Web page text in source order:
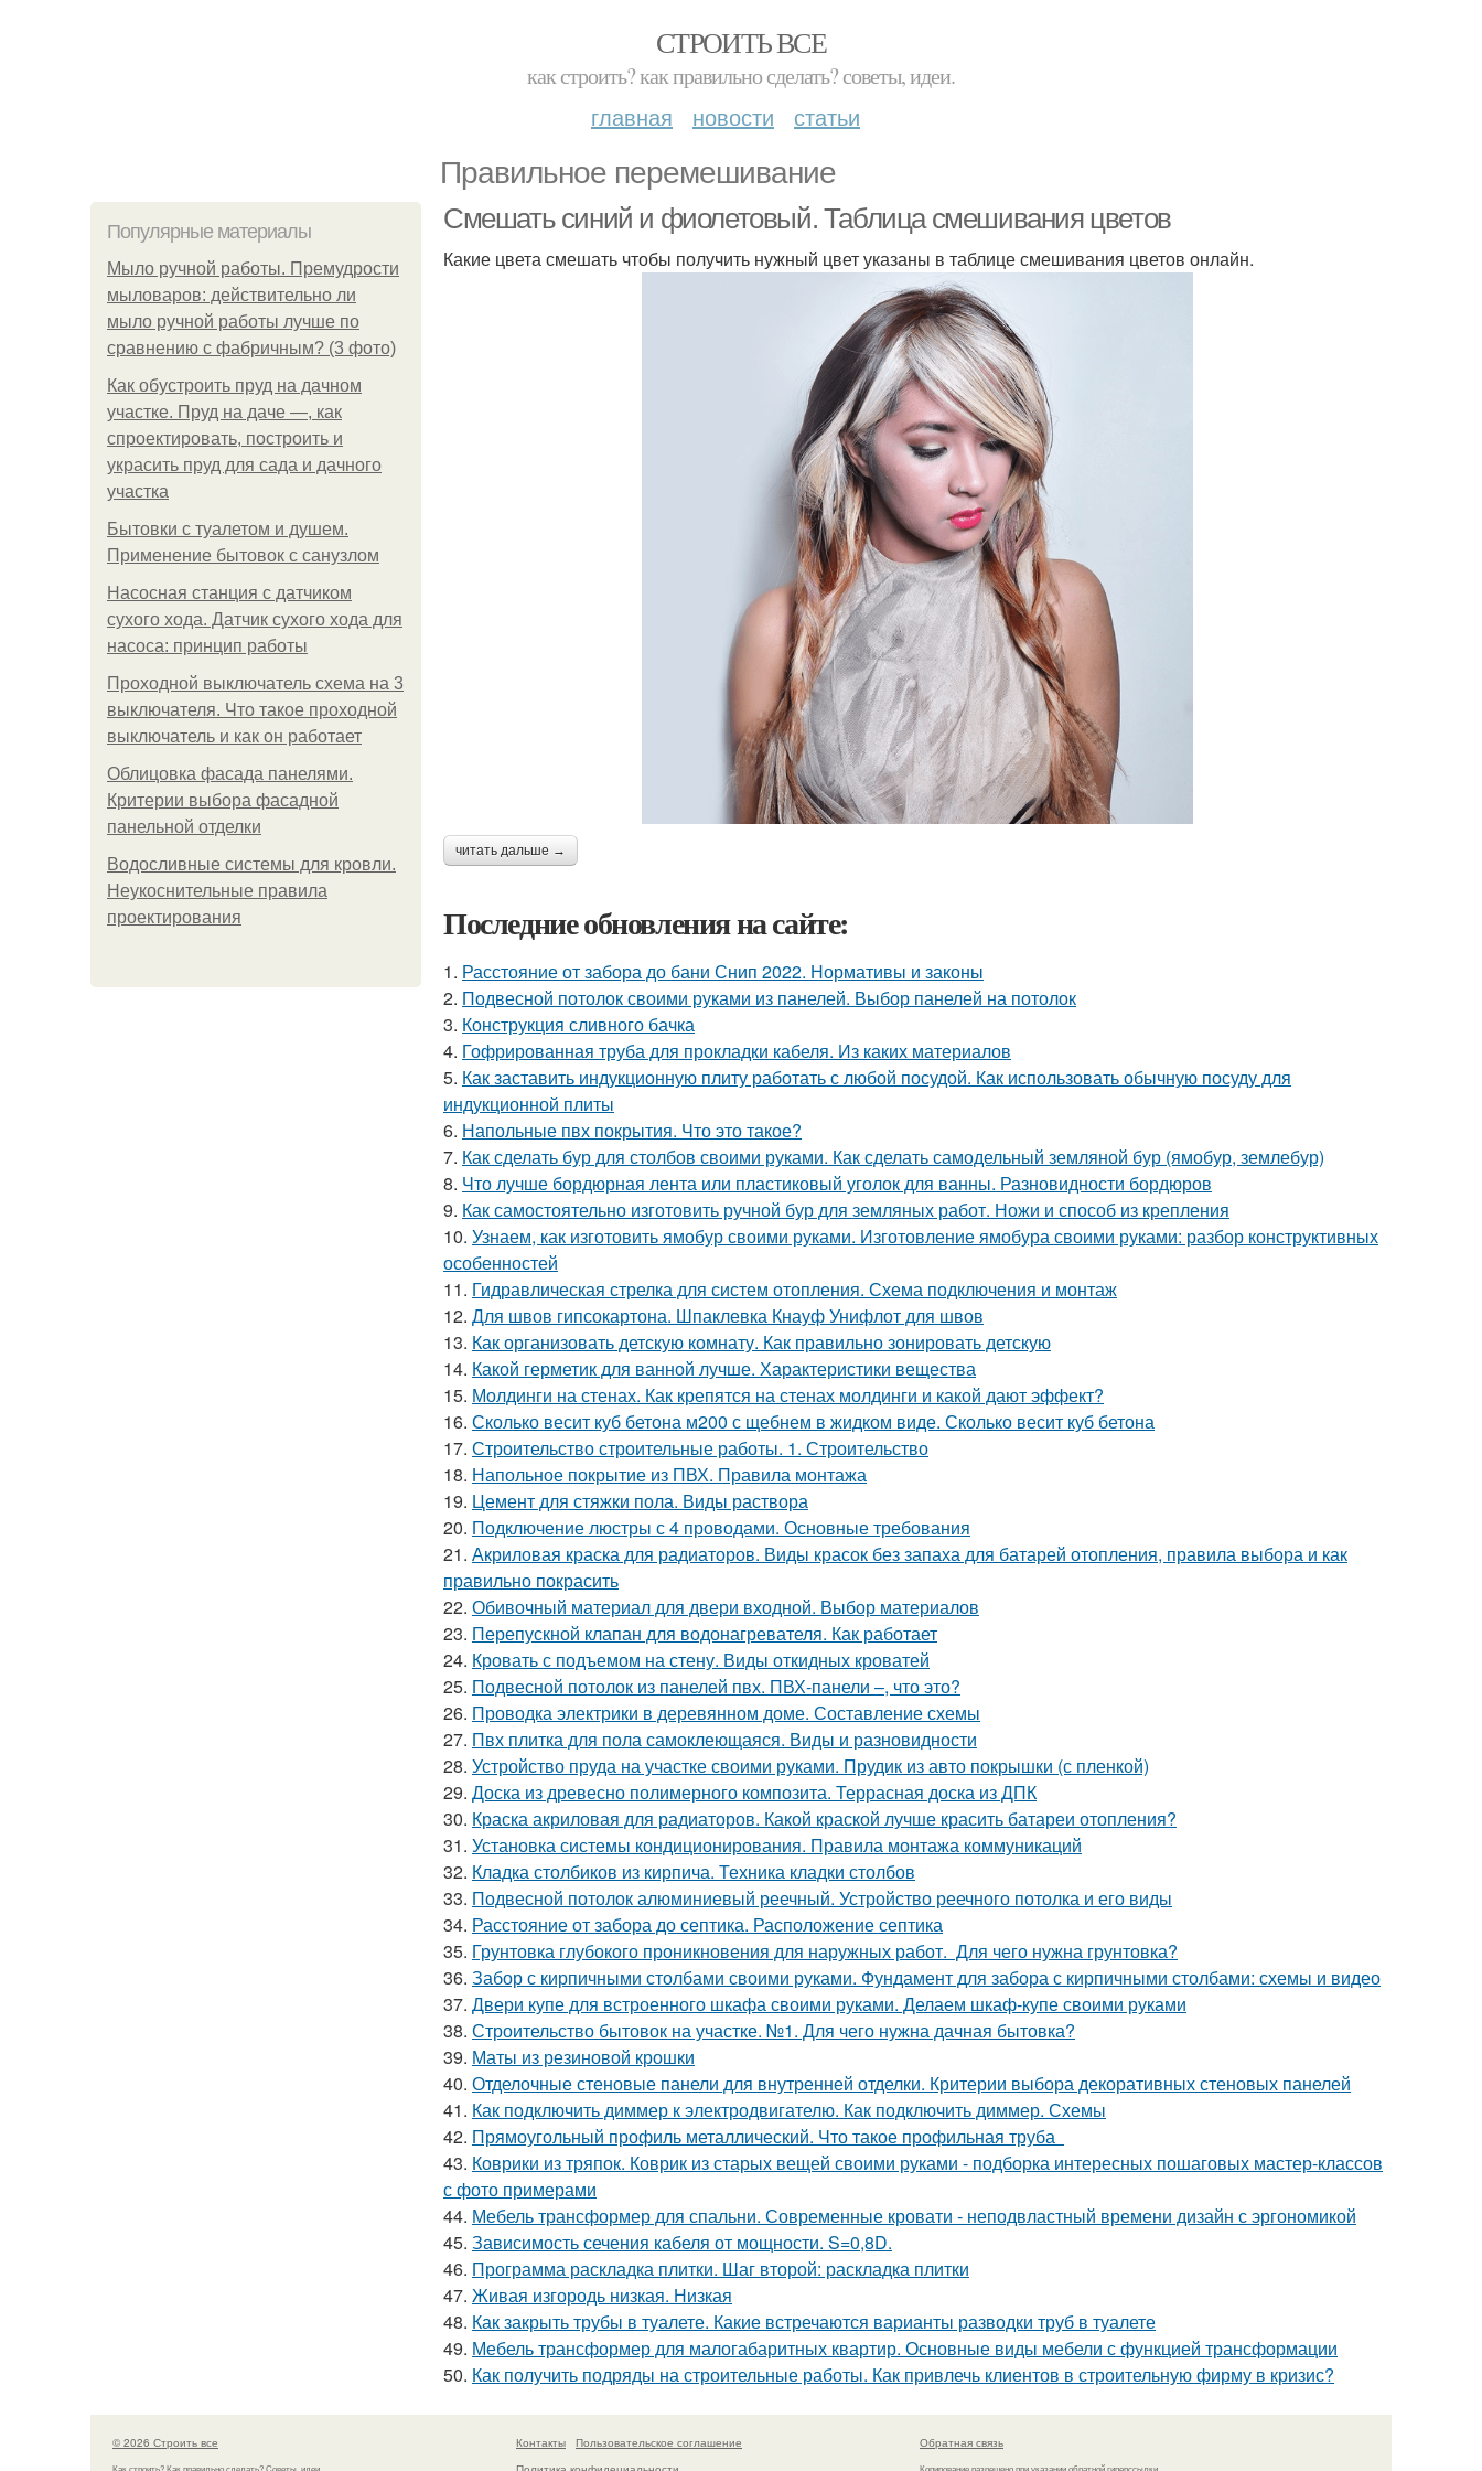
СТРОИТЬ ВСЕ
как строить? как правильно сделать? советы, идеи.
главная новости статьи
Правильное перемешивание
Популярные материалы
Мыло ручной работы. Премудрости
мыловаров: действительно ли
мыло ручной работы лучше по
сравнению с фабричным? (3 фото)
Как обустроить пруд на дачном
участке. Пруд на даче —, как
спроектировать, построить и
украсить пруд для сада и дачного
участка
Бытовки с туалетом и душем.
Применение бытовок с санузлом
Насосная станция с датчиком
сухого хода. Датчик сухого хода для
насоса: принцип работы
Проходной выключатель схема на 3
выключателя. Что такое проходной
выключатель и как он работает
Облицовка фасада панелями.
Критерии выбора фасадной
панельной отделки
Водосливные системы для кровли.
Неукоснительные правила
проектирования
Смешать синий и фиолетовый. Таблица смешивания цветов
Какие цвета смешать чтобы получить нужный цвет указаны в таблице смешивания цветов онлайн.
читать дальше →
Последние обновления на сайте:
1. Расстояние от забора до бани Снип 2022. Нормативы и законы
2. Подвесной потолок своими руками из панелей. Выбор панелей на потолок
3. Конструкция сливного бачка
4. Гофрированная труба для прокладки кабеля. Из каких материалов
5. Как заставить индукционную плиту работать с любой посудой. Как использовать обычную посуду для
индукционной плиты
6. Напольные пвх покрытия. Что это такое?
7. Как сделать бур для столбов своими руками. Как сделать самодельный земляной бур (ямобур, землебур)
8. Что лучше бордюрная лента или пластиковый уголок для ванны. Разновидности бордюров
9. Как самостоятельно изготовить ручной бур для земляных работ. Ножи и способ из крепления
10. Узнаем, как изготовить ямобур своими руками. Изготовление ямобура своими руками: разбор конструктивных
особенностей
11. Гидравлическая стрелка для систем отопления. Схема подключения и монтаж
12. Для швов гипсокартона. Шпаклевка Кнауф Унифлот для швов
13. Как организовать детскую комнату. Как правильно зонировать детскую
14. Какой герметик для ванной лучше. Характеристики вещества
15. Молдинги на стенах. Как крепятся на стенах молдинги и какой дают эффект?
16. Сколько весит куб бетона м200 с щебнем в жидком виде. Сколько весит куб бетона
17. Строительство строительные работы. 1. Строительство
18. Напольное покрытие из ПВХ. Правила монтажа
19. Цемент для стяжки пола. Виды раствора
20. Подключение люстры с 4 проводами. Основные требования
21. Акриловая краска для радиаторов. Виды красок без запаха для батарей отопления, правила выбора и как
правильно покрасить
22. Обивочный материал для двери входной. Выбор материалов
23. Перепускной клапан для водонагревателя. Как работает
24. Кровать с подъемом на стену. Виды откидных кроватей
25. Подвесной потолок из панелей пвх. ПВХ-панели –, что это?
26. Проводка электрики в деревянном доме. Составление схемы
27. Пвх плитка для пола самоклеющаяся. Виды и разновидности
28. Устройство пруда на участке своими руками. Прудик из авто покрышки (с пленкой)
29. Доска из древесно полимерного композита. Террасная доска из ДПК
30. Краска акриловая для радиаторов. Какой краской лучше красить батареи отопления?
31. Установка системы кондиционирования. Правила монтажа коммуникаций
32. Кладка столбиков из кирпича. Техника кладки столбов
33. Подвесной потолок алюминиевый реечный. Устройство реечного потолка и его виды
34. Расстояние от забора до септика. Расположение септика
35. Грунтовка глубокого проникновения для наружных работ. Для чего нужна грунтовка?
36. Забор с кирпичными столбами своими руками. Фундамент для забора с кирпичными столбами: схемы и видео
37. Двери купе для встроенного шкафа своими руками. Делаем шкаф-купе своими руками
38. Строительство бытовок на участке. №1. Для чего нужна дачная бытовка?
39. Маты из резиновой крошки
40. Отделочные стеновые панели для внутренней отделки. Критерии выбора декоративных стеновых панелей
41. Как подключить диммер к электродвигателю. Как подключить диммер. Схемы
42. Прямоугольный профиль металлический. Что такое профильная труба
43. Коврики из тряпок. Коврик из старых вещей своими руками - подборка интересных пошаговых мастер-классов
с фото примерами
44. Мебель трансформер для спальни. Современные кровати - неподвластный времени дизайн с эргономикой
45. Зависимость сечения кабеля от мощности. S=0,8D.
46. Программа раскладка плитки. Шаг второй: раскладка плитки
47. Живая изгородь низкая. Низкая
48. Как закрыть трубы в туалете. Какие встречаются варианты разводки труб в туалете
49. Мебель трансформер для малогабаритных квартир. Основные виды мебели с функцией трансформации
50. Как получить подряды на строительные работы. Как привлечь клиентов в строительную фирму в кризис?
© 2026 Строить все
Как строить? Как правильно сделать? Советы, идеи.
Контакты
Пользовательское соглашение
Обратная связь
Копирование разрешено при указании обратной гиперссылки.